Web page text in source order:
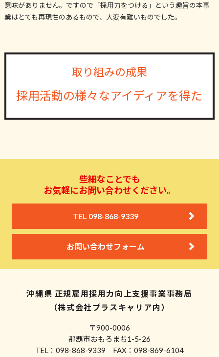
意味がありません。ですので「採用力をつける」という趣旨の本事
業はとても再現性のあるもので、大変有難いものでした。
取り組みの成果
採用活動の様々なアイディアを得た
些細なことでも
お気軽にお問い合わせください。
TEL 098-868-9339
お問い合わせフォーム
沖縄県 正規雇用採用力向上支援事業事務局
（株式会社プラスキャリア内）
〒900-0006
那覇市おもろまち1-5-26
TEL：098-868-9339 FAX：098-869-6104